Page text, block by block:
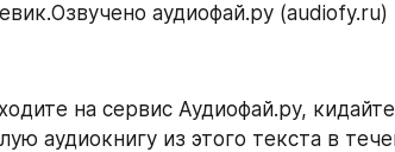
аудиофай.ру (audiofy.ru)
на сервис Аудиофай.ру,
аудиокнигу из этого текста в